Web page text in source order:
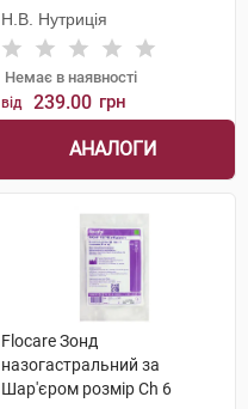
Н.В. Нутриція
Немає в наявності
від 239.00 грн
АНАЛОГИ
Flocare Зонд
назогастральний за
Шар'єром розмір Ch 6